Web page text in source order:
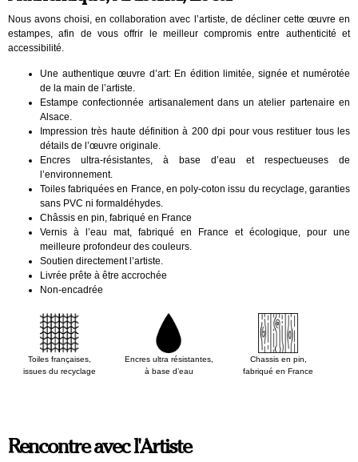
Nous avons choisi, en collaboration avec l’artiste, de décliner cette œuvre en
estampes, afin de vous offrir le meilleur compromis entre authenticité et
accessibilité.
Une authentique œuvre d’art: En édition limitée, signée et numérotée
de la main de l’artiste.
Estampe confectionnée artisanalement dans un atelier partenaire en
Alsace.
Impression très haute définition à 200 dpi pour vous restituer tous les
détails de l’œuvre originale.
Encres ultra-résistantes, à base d’eau et respectueuses de
l’environnement.
Toiles fabriquées en France, en poly-coton issu du recyclage, garanties
sans PVC ni formaldéhydes.
Châssis en pin, fabriqué en France
Vernis à l’eau mat, fabriqué en France et écologique, pour une
meilleure profondeur des couleurs.
Soutien directement l’artiste.
Livrée prête à être accrochée
Non-encadrée
Toiles françaises,
issues du recyclage
Chassis en pin,
fabriqué en France
Encres ultra résistantes,
à base d’eau
Rencontre avec l'Artiste